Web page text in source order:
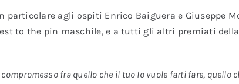
particolare agli ospiti Enrico Baiguera e Giuseppe
to the pin maschile, e a tutti gli altri premiati
fra quello che il tuo Io vuole farti fare, quello